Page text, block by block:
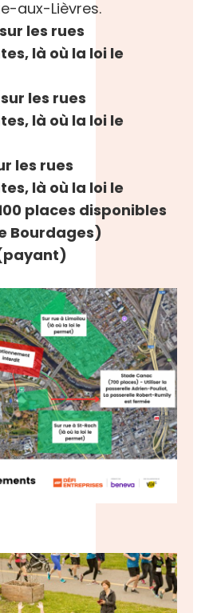
aux-Lièvres.
les rues
là où la loi le
les rues
là où la loi le
les rues
là où la loi le
places disponibles
Bourdages)